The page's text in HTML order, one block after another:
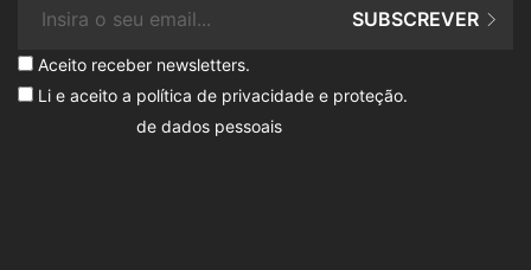
Aceito receber newsletters.
Li e aceito a política de privacidade e proteção
de dados pessoais
.
SUBSCREVER